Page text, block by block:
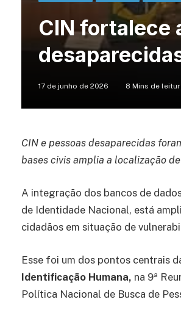
CIN fortalece
17 de junho de 2026 8 Mins de
CIN e pessoas desaparecidas
bases civis amplia a localização
A integração dos bancos de
de Identidade Nacional, está
cidadãos em situação de
Esse foi um dos pontos centrais
Identificação Humana, na 9ª
Política Nacional de Busca de